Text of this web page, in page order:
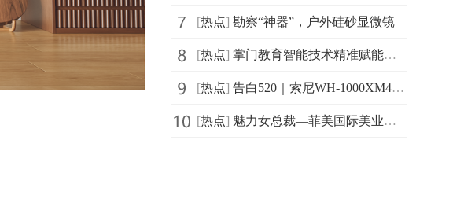
[热点] 勘察“神器”，户外硅砂显微镜
[热点] 掌门教育智能技术精准赋能个性化教学 品质课程助力信息
[热点] 告白520｜索尼WH-1000XM4头戴降噪耳机静谧白限量版心动发布
[热点] 魅力女总裁—菲美国际美业综合平台创始人，菲菲！